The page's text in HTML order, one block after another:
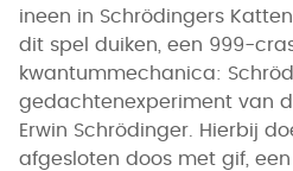
ineen in Schrödingers
dit spel duiken, een 999-
kwantummechanica:
gedachtenexperiment van
Erwin Schrödinger. Hierbij
afgesloten doos met gif,